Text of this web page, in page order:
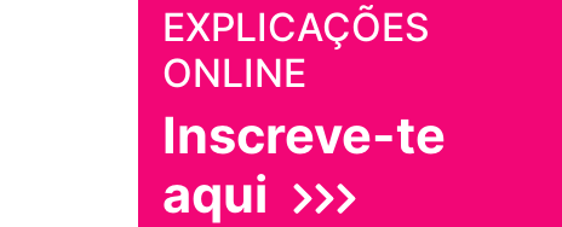
EXPLICAÇÕES
ONLINE
Inscreve-te
aqui